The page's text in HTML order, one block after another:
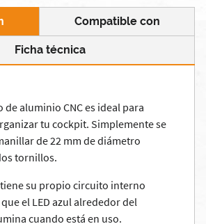
Compatible con
Ficha técnica
de aluminio CNC es ideal para
tu cockpit. Simplemente se
de 22 mm de diámetro
tornillos.
su propio circuito interno
el LED azul alrededor del
cuando está en uso.